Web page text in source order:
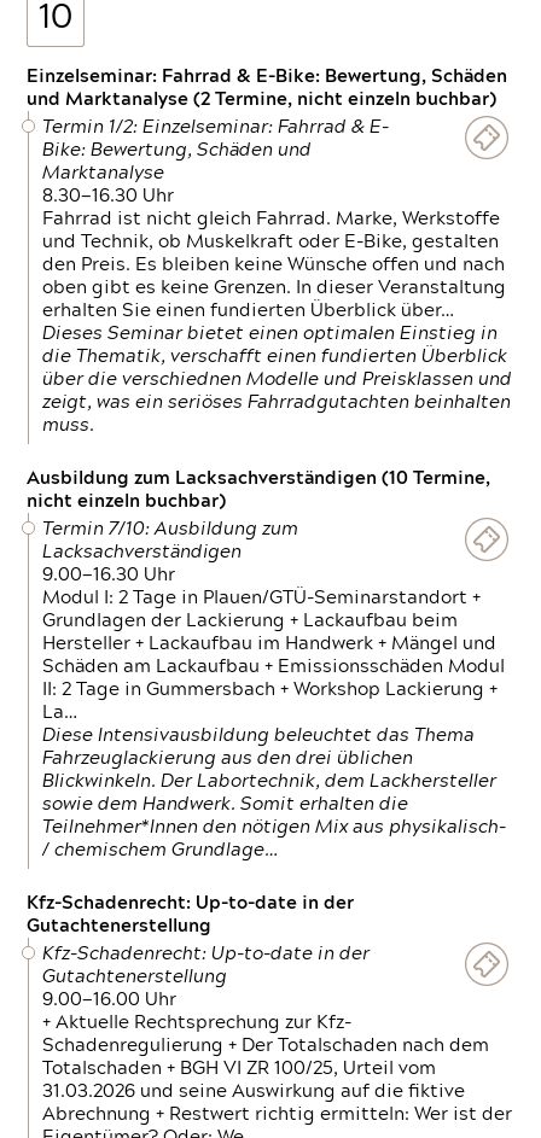
10
Einzelseminar: Fahrrad & E-Bike: Bewertung, Schäden
und Marktanalyse (2 Termine, nicht einzeln buchbar)
Termin 1/2: Einzelseminar: Fahrrad & E-
Bike: Bewertung, Schäden und
Marktanalyse
8.30—16.30 Uhr
Fahrrad ist nicht gleich Fahrrad. Marke, Werkstoffe
und Technik, ob Muskelkraft oder E-Bike, gestalten
den Preis. Es bleiben keine Wünsche offen und nach
oben gibt es keine Grenzen. In dieser Veranstaltung
erhalten Sie einen fundierten Überblick über…
Dieses Seminar bietet einen optimalen Einstieg in
die Thematik, verschafft einen fundierten Überblick
über die verschiednen Modelle und Preisklassen und
zeigt, was ein seriöses Fahrradgutachten beinhalten
muss.
Ausbildung zum Lacksachverständigen (10 Termine,
nicht einzeln buchbar)
Termin 7/10: Ausbildung zum
Lacksachverständigen
9.00—16.30 Uhr
Modul I: 2 Tage in Plauen/GTÜ-Seminarstandort +
Grundlagen der Lackierung + Lackaufbau beim
Hersteller + Lackaufbau im Handwerk + Mängel und
Schäden am Lackaufbau + Emissionsschäden Modul
II: 2 Tage in Gummersbach + Workshop Lackierung +
La…
Diese Intensivausbildung beleuchtet das Thema
Fahrzeuglackierung aus den drei üblichen
Blickwinkeln. Der Labortechnik, dem Lackhersteller
sowie dem Handwerk. Somit erhalten die
Teilnehmer*Innen den nötigen Mix aus physikalisch-
/ chemischem Grundlage…
Kfz-Schadenrecht: Up-to-date in der
Gutachtenerstellung
Kfz-Schadenrecht: Up-to-date in der
Gutachtenerstellung
9.00—16.00 Uhr
+ Aktuelle Rechtsprechung zur Kfz-
Schadenregulierung + Der Totalschaden nach dem
Totalschaden + BGH VI ZR 100/25, Urteil vom
31.03.2026 und seine Auswirkung auf die fiktive
Abrechnung + Restwert richtig ermitteln: Wer ist der